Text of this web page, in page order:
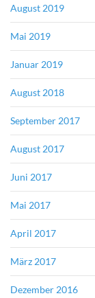
August 2019
Mai 2019
Januar 2019
August 2018
September 2017
August 2017
Juni 2017
Mai 2017
April 2017
März 2017
Dezember 2016